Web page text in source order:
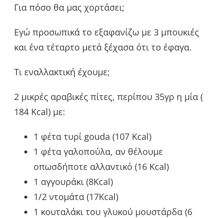
Για πόσο θα μας χορτάσει;
Εγώ προσωπικά το εξαφανίζω με 3 μπουκιές
και ένα τέταρτο μετά ξέχασα ότι το έφαγα.
Τι εναλλακτική έχουμε;
2 μικρές αραβικές πίτες, περίπου 35γρ η μία (
184 Kcal) με:
1 φέτα τυρί gouda (107 Kcal)
1 φέτα γαλοπούλα, αν θέλουμε
οπωσδήποτε αλλαντικό (16 Kcal)
1 αγγουράκι (8Kcal)
1/2 ντομάτα (17Kcal)
1 κουταλάκι του γλυκού μουστάρδα (6